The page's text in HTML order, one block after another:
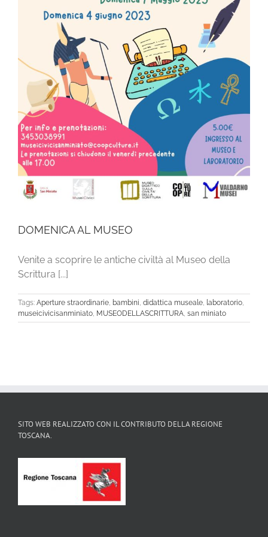
DOMENICA AL MUSEO
Venite a scoprire le antiche civiltà al Museo della
Scrittura [...]
Tags: Aperture straordinarie, bambini, didattica museale, laboratorio,
museicivicisanminiato, MUSEODELLASCRITTURA, san miniato
SITO WEB REALIZZATO CON IL CONTRIBUTO DELLA REGIONE
TOSCANA.